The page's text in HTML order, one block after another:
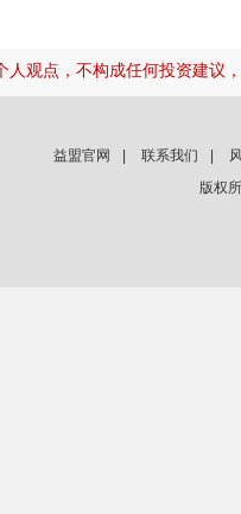
人观点，不构成任何投资建议
益盟官网 联系我们
版权